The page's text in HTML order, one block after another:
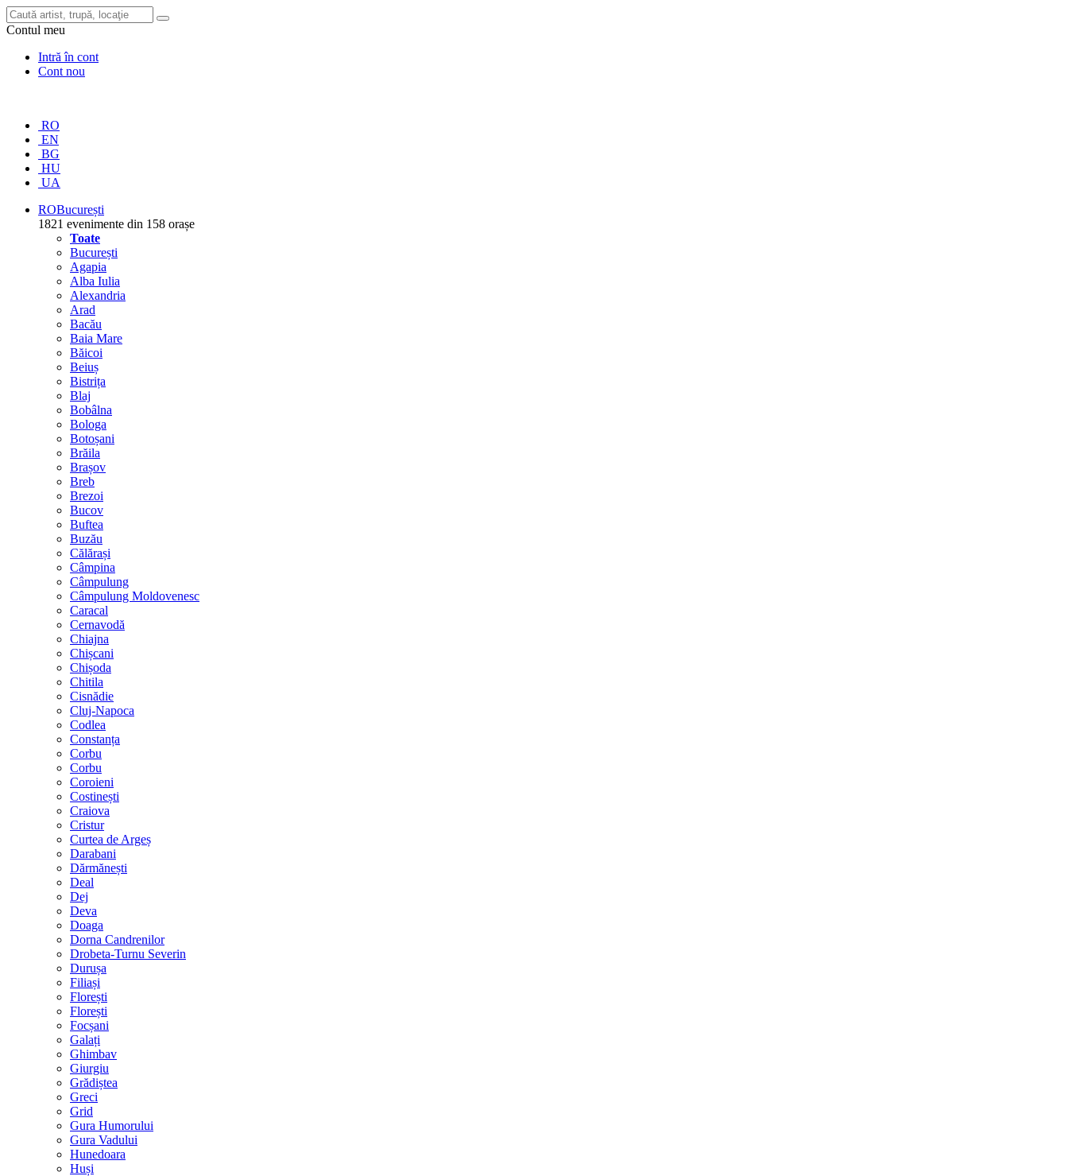
Contul meu
Intră în cont
Cont nou
RO
EN
BG
HU
UA
ROBucurești
1821 evenimente din 158 orașe
Toate
București
Agapia
Alba Iulia
Alexandria
Arad
Bacău
Baia Mare
Băicoi
Beiuș
Bistrița
Blaj
Bobâlna
Bologa
Botoșani
Brăila
Brașov
Breb
Brezoi
Bucov
Buftea
Buzău
Călărași
Câmpina
Câmpulung
Câmpulung Moldovenesc
Caracal
Cernavodă
Chiajna
Chișcani
Chișoda
Chitila
Cisnădie
Cluj-Napoca
Codlea
Constanța
Corbu
Corbu
Coroieni
Costinești
Craiova
Cristur
Curtea de Argeș
Darabani
Dărmănești
Deal
Dej
Deva
Doaga
Dorna Candrenilor
Drobeta-Turnu Severin
Durușa
Filiași
Florești
Florești
Focșani
Galați
Ghimbav
Giurgiu
Grădiștea
Greci
Grid
Gura Humorului
Gura Vadului
Hunedoara
Huși